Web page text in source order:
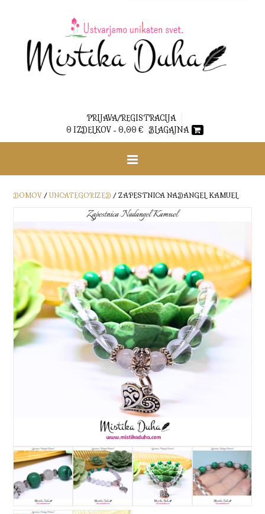
PRIJAVA/REGISTRACIJA
0 IZDELKOV - 0,00 € BLAGAJNA
DOMOV / UNCATEGORIZED / ZAPESTNICA NADANGEL KAMUEL